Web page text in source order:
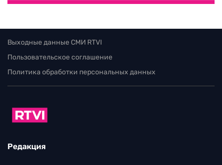
Выходные данные СМИ RTVI
Пользовательское соглашение
Политика обработки персональных данных
Редакция